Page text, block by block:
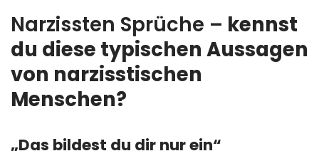
Narzissten Sprüche – kennst
du diese typischen Aussagen
von narzisstischen
Menschen?
„Das bildest du dir nur ein“